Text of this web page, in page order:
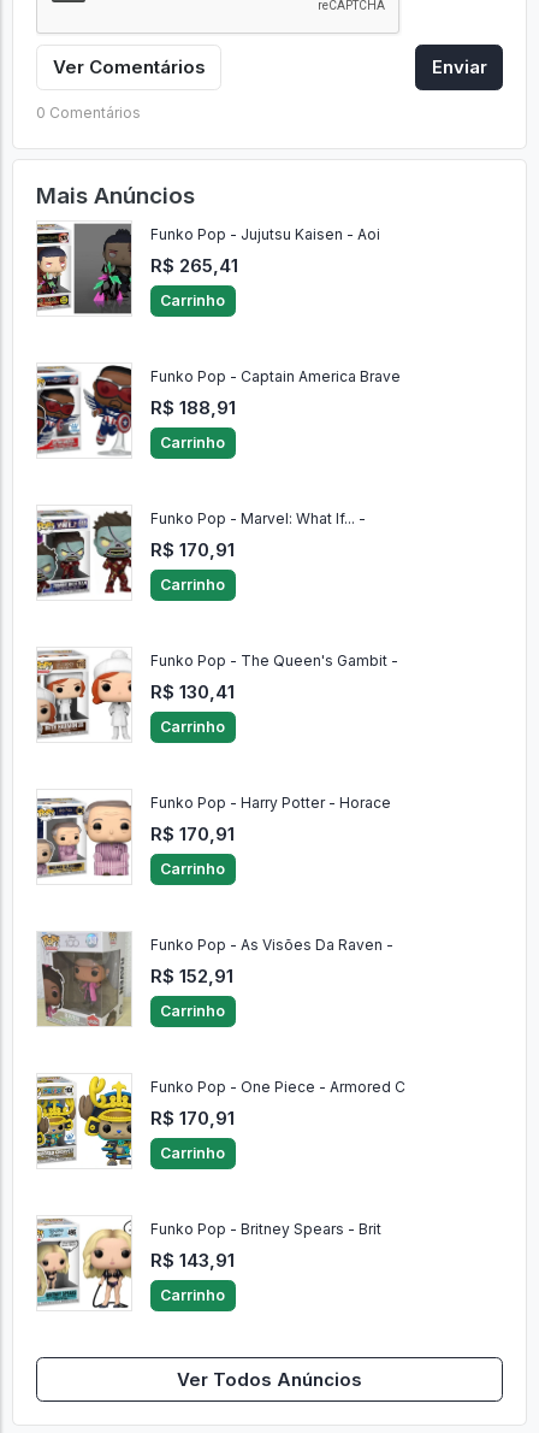
Ver Comentários Enviar
0 Comentários
Mais Anúncios
Funko Pop - Jujutsu Kaisen - Aoi
R$ 265,41
Carrinho
Funko Pop - Captain America Brave
R$ 188,91
Carrinho
Funko Pop - Marvel: What If... -
R$ 170,91
Carrinho
Funko Pop - The Queen's Gambit -
R$ 130,41
Carrinho
Funko Pop - Harry Potter - Horace
R$ 170,91
Carrinho
Funko Pop - As Visões Da Raven -
R$ 152,91
Carrinho
Funko Pop - One Piece - Armored C
R$ 170,91
Carrinho
Funko Pop - Britney Spears - Brit
R$ 143,91
Carrinho
Ver Todos Anúncios